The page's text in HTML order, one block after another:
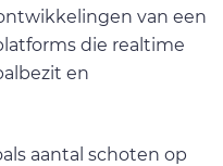
van een
die realtime
en
aantal schoten op